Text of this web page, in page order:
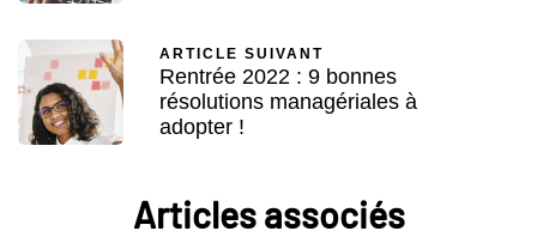
ARTICLE SUIVANT
Rentrée 2022 : 9 bonnes
résolutions managériales à
adopter !
Articles associés